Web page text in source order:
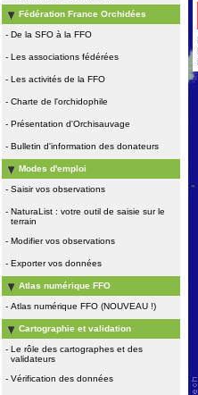
Fédération France Orchidées
- De la SFO à la FFO
- Les associations fédérées
- Les activités de la FFO
- Charte de l'orchidophile
- Présentation d'Orchisauvage
- Bulletin d'information des donateurs
Modes d'emploi
- Saisir vos observations
- NaturaList : votre outil de saisie sur le
terrain
- Modifier vos observations
- Exporter vos données
Atlas numérique FFO
- Atlas numérique FFO (NOUVEAU !)
Cartographie et validation
- Le rôle des cartographes et des
validateurs
- Vérification des données